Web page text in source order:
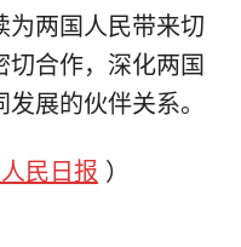
为两国人民带来切
合作，深化两国
展的伙伴关系。
民日报 ）